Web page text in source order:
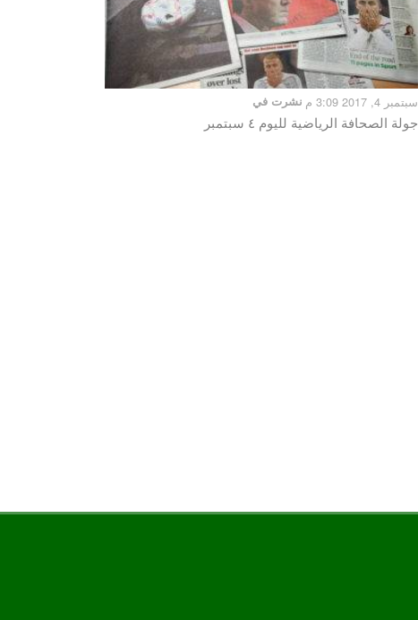
نشرت في سبتمبر 4, 2017 3:09 م
جولة الصحافة الرياضية لليوم ٤ سبتمبر